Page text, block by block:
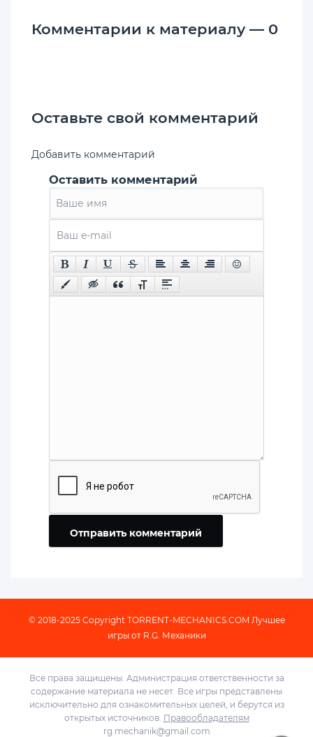
Комментарии к материалу — 0
Оставьте свой комментарий
Добавить комментарий
Оставить комментарий
Отправить комментарий
© 2018-2025 Copyright TORRENT-MECHANICS.COM Лучшее
игры от R.G. Механики
Все права защищены. Администрация ответственности за
содержание материала не несет. Все игры представлены
исключительно для ознакомительных целей, и берутся из
открытых источников. Правообладателям
rg.mechanik@gmail.com